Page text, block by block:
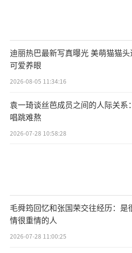
迪丽热巴最新写真曝光 美萌猫猫头
可爱养眼
2026-08-05 11:34:16
袁一琦谈丝芭成员之间的人际关系
唱跳难熬
2026-07-28 10:58:28
毛舜筠回忆和张国荣交往经历：是
情很重情的人
2026-07-28 11:00:25